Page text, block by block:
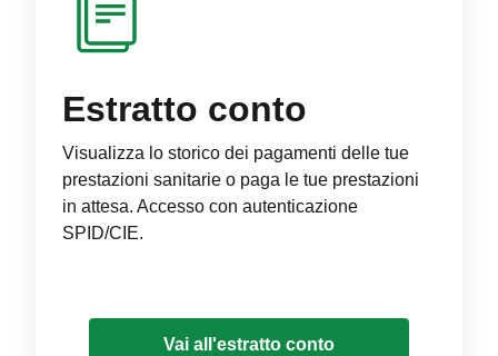
Estratto conto
Visualizza lo storico dei pagamenti delle tue
prestazioni sanitarie o paga le tue prestazioni
in attesa. Accesso con autenticazione
SPID/CIE.
Vai all'estratto conto